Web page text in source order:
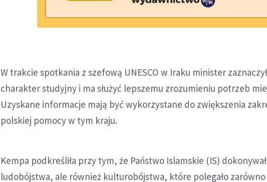
W trakcie spotkania z szefową UNESCO w Iraku minister
charakter studyjny i ma służyć lepszemu zrozumieniu potrzeb
Uzyskane informacje mają być wykorzystane do zwiększenia
polskiej pomocy w tym kraju.
Kempa podkreśliła przy tym, że Państwo Islamskie (IS)
ludobójstwa, ale również kulturobójstwa, które polegało